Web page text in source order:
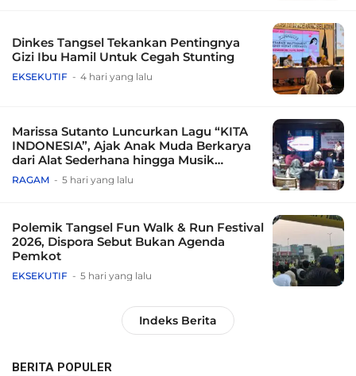
Dinkes Tangsel Tekankan Pentingnya
Gizi Ibu Hamil Untuk Cegah Stunting
EKSEKUTIF 4 hari yang lalu
Marissa Sutanto Luncurkan Lagu “KITA
INDONESIA”, Ajak Anak Muda Berkarya
dari Alat Sederhana hingga Musik
Tradisional
RAGAM 5 hari yang lalu
Polemik Tangsel Fun Walk & Run Festival
2026, Dispora Sebut Bukan Agenda
Pemkot
EKSEKUTIF 5 hari yang lalu
Indeks Berita
BERITA POPULER